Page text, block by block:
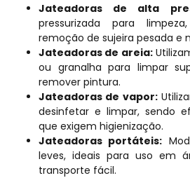
Jateadoras de alta
pressurizada para
remoção de sujeira pesada e
Jateadoras de areia:
ou granalha para limpar
remover pintura.
Jateadoras de vapor:
desinfetar e limpar, sendo
que exigem higienização.
Jateadoras portáteis:
leves, ideais para uso em
transporte fácil.